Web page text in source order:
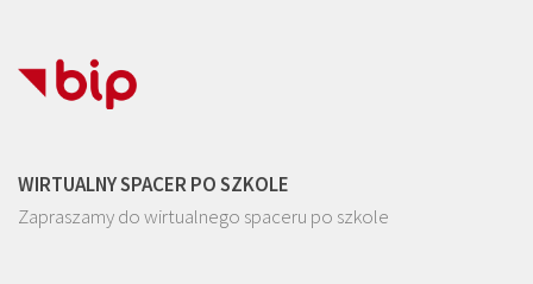
WIRTUALNY SPACER PO SZKOLE
Zapraszamy do wirtualnego spaceru po szkole